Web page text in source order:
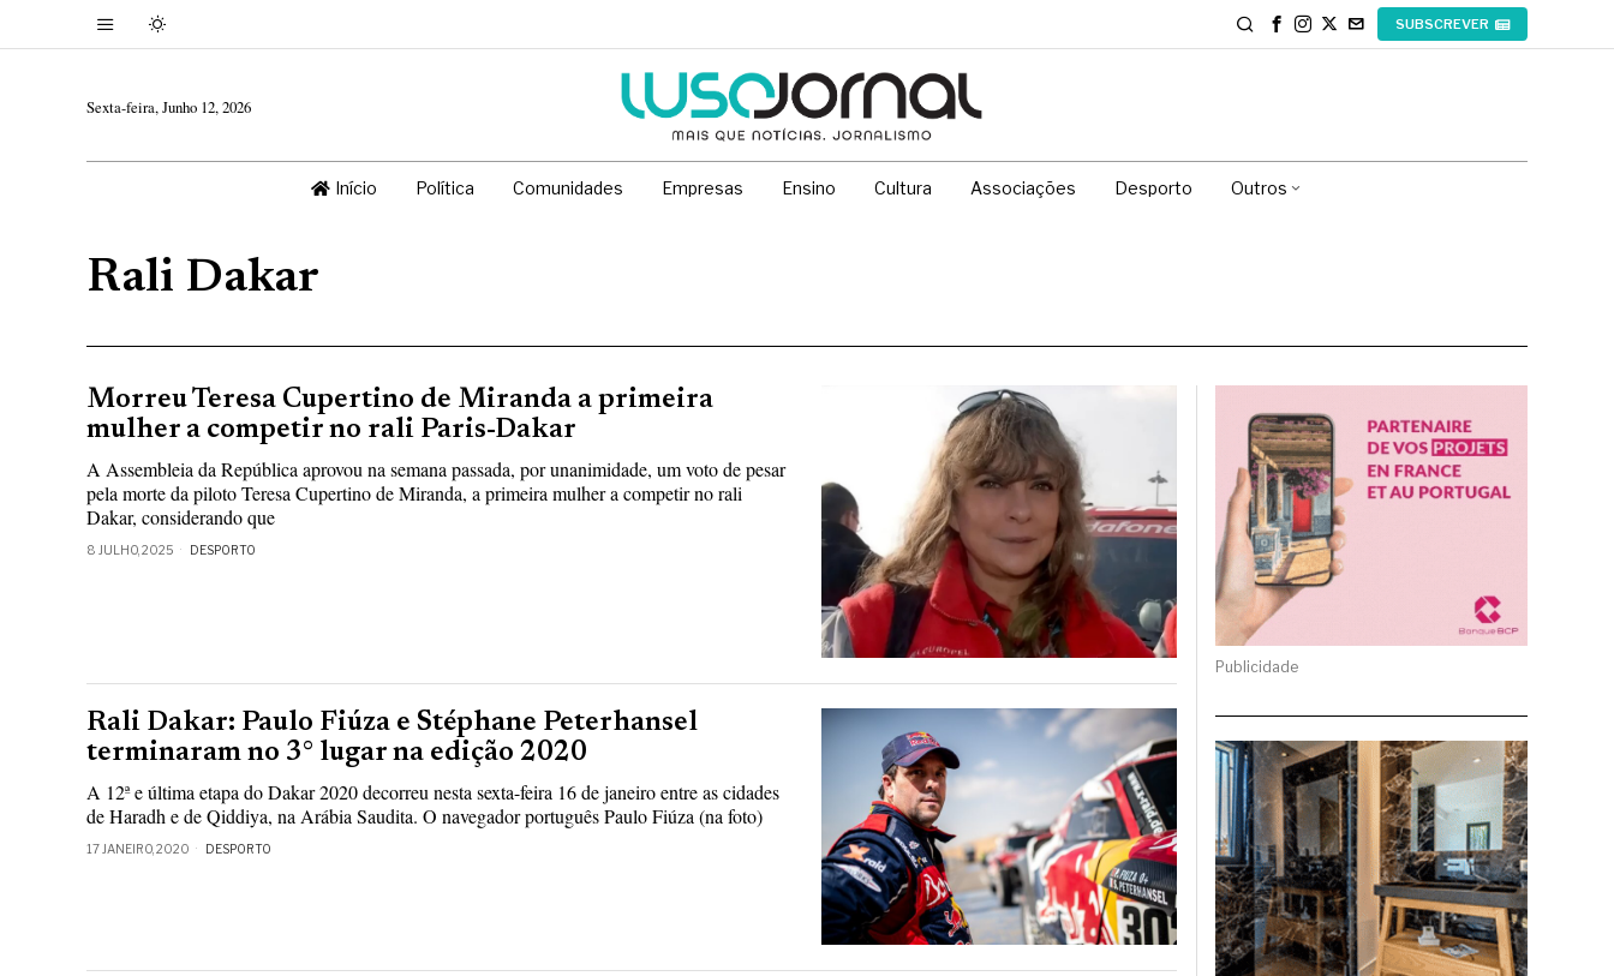
SUBSCREVER
Sexta-feira, Junho 12, 2026
Início Política Comunidades Empresas Ensino Cultura Associações Desporto Outros
Rali Dakar
Morreu Teresa Cupertino de Miranda a primeira
mulher a competir no rali Paris-Dakar
A Assembleia da República aprovou na semana passada, por unanimidade, um voto de pesar
pela morte da piloto Teresa Cupertino de Miranda, a primeira mulher a competir no rali
Dakar, considerando que
8 JULHO, 2025 DESPORTO
Rali Dakar: Paulo Fiúza e Stéphane Peterhansel
terminaram no 3° lugar na edição 2020
A 12ª e última etapa do Dakar 2020 decorreu nesta sexta-feira 16 de janeiro entre as cidades
de Haradh e de Qiddiya, na Arábia Saudita. O navegador português Paulo Fiúza (na foto)
17 JANEIRO, 2020 DESPORTO
Publicidade